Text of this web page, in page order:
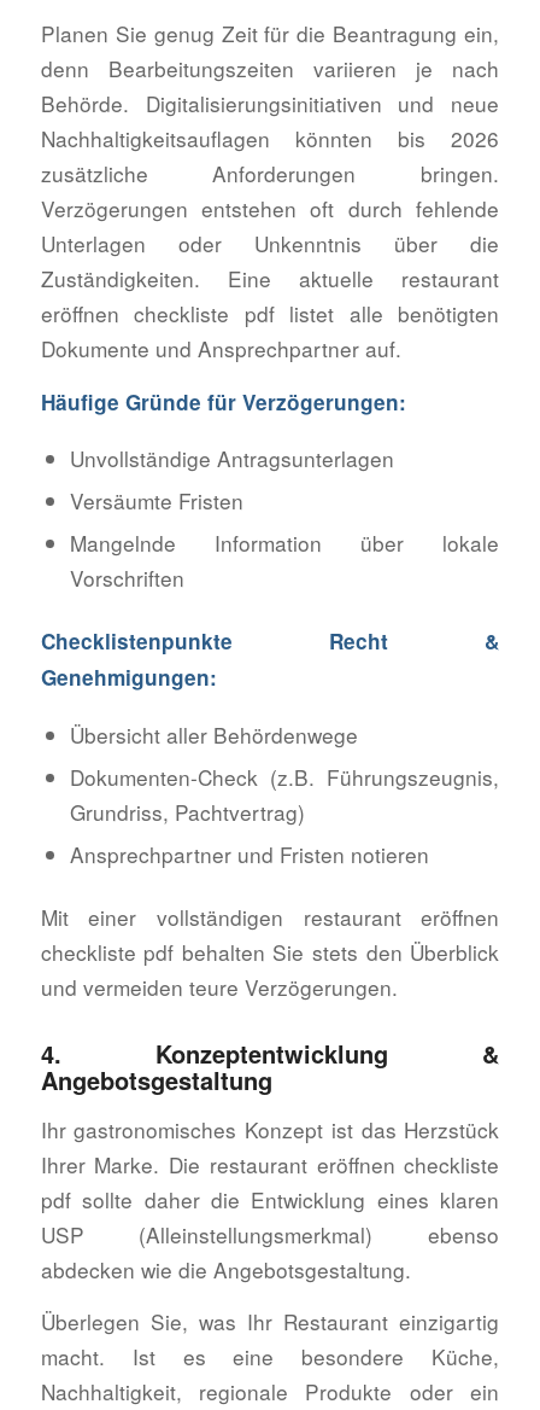
Planen Sie genug Zeit für die Beantragung ein,
denn Bearbeitungszeiten variieren je nach
Behörde. Digitalisierungsinitiativen und neue
Nachhaltigkeitsauflagen könnten bis 2026
zusätzliche Anforderungen bringen.
Verzögerungen entstehen oft durch fehlende
Unterlagen oder Unkenntnis über die
Zuständigkeiten. Eine aktuelle restaurant
eröffnen checkliste pdf listet alle benötigten
Dokumente und Ansprechpartner auf.
Häufige Gründe für Verzögerungen:
Unvollständige Antragsunterlagen
Versäumte Fristen
Mangelnde Information über lokale
Vorschriften
Checklistenpunkte Recht &
Genehmigungen:
Übersicht aller Behördenwege
Dokumenten-Check (z.B. Führungszeugnis,
Grundriss, Pachtvertrag)
Ansprechpartner und Fristen notieren
Mit einer vollständigen restaurant eröffnen
checkliste pdf behalten Sie stets den Überblick
und vermeiden teure Verzögerungen.
4. Konzeptentwicklung &
Angebotsgestaltung
Ihr gastronomisches Konzept ist das Herzstück
Ihrer Marke. Die restaurant eröffnen checkliste
pdf sollte daher die Entwicklung eines klaren
USP (Alleinstellungsmerkmal) ebenso
abdecken wie die Angebotsgestaltung.
Überlegen Sie, was Ihr Restaurant einzigartig
macht. Ist es eine besondere Küche,
Nachhaltigkeit, regionale Produkte oder ein